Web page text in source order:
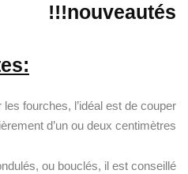
nouveautés!!!
:Couper les pointes
fourches, l’idéal est de couper
d’un ou deux centimètres.
ou bouclés, il est conseillé